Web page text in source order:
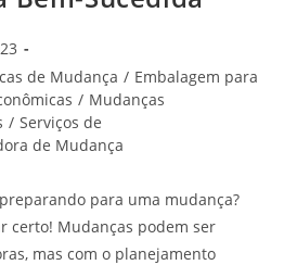
de Mudança / Embalagem para
/ Mudanças
/ Serviços de
de Mudança
para uma mudança?
certo! Mudanças podem ser
mas com o planejamento